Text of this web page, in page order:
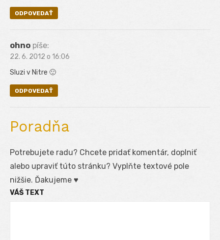
ODPOVEDAŤ
ohno píše:
22. 6. 2012 o 16:06
Sluzi v Nitre 🙂
ODPOVEDAŤ
Poradňa
Potrebujete radu? Chcete pridať komentár, doplniť
alebo upraviť túto stránku? Vyplňte textové pole
nižšie. Ďakujeme ♥
VÁŠ TEXT